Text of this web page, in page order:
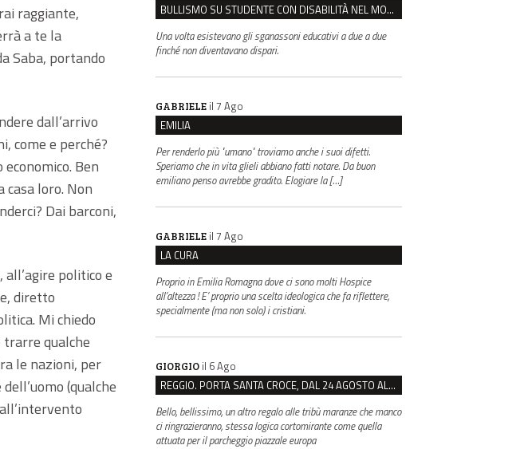
raggiante,
a te la
Saba, portando
dall’arrivo
come e perché?
Ben
loro. Non
Dai barconi,
politico e
diretto
Mi chiedo
qualche
le nazioni, per
(qualche
BULLISMO SU STUDENTE CON DISABILITÀ NEL MODENESE, INDAGATI DUE RAGAZZI DI 16 ANNI
Una volta esistevano gli sganassoni educativi a due a due
finché non diventavano dispari.
GABRIELE il 7 Ago
EMILIA
Per renderlo più "umano" troviamo anche i suoi difetti.
Speriamo che in vita glieli abbiano fatti notare. Da buon
emiliano penso avrebbe gradito. Elogiare la […]
GABRIELE il 7 Ago
LA CURA
Proprio in Emilia Romagna dove ci sono molti Hospice
all’altezza ! E’ proprio una scelta ideologica che fa riflettere,
specialmente (ma non solo) i cristiani.
GIORGIO il 6 Ago
REGGIO. PORTA SANTA CROCE, DAL 24 AGOSTO AL VIA IL CANTIERE PER IL NUOVO COLLETTORE FOGNARIO
Bello, bellissimo, un altro regalo alle tribù maranze che manco
ci ringrazieranno, stessa logica cortomirante come quella
attuata per il parcheggio piazzale europa